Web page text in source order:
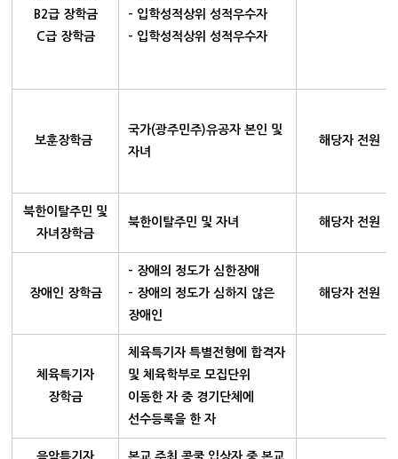
B2급 장학금
C급 장학금
- 입학성적상위 성적우수자
- 입학성적상위 성적우수자
보훈장학금
국가(광주민주)유공자 본인 및
자녀
해당자 전원
북한이탈주민 및
자녀장학금
북한이탈주민 및 자녀 해당자 전원
장애인 장학금
- 장애의 정도가 심한장애
- 장애의 정도가 심하지 않은
장애인
해당자 전원
체육특기자
장학금
체육특기자 특별전형에 합격자
및 체육학부로 모집단위
이동한 자 중 경기단체에
선수등록을 한 자
음악특기자
본교 주최 콩쿨 입상자 중 본교